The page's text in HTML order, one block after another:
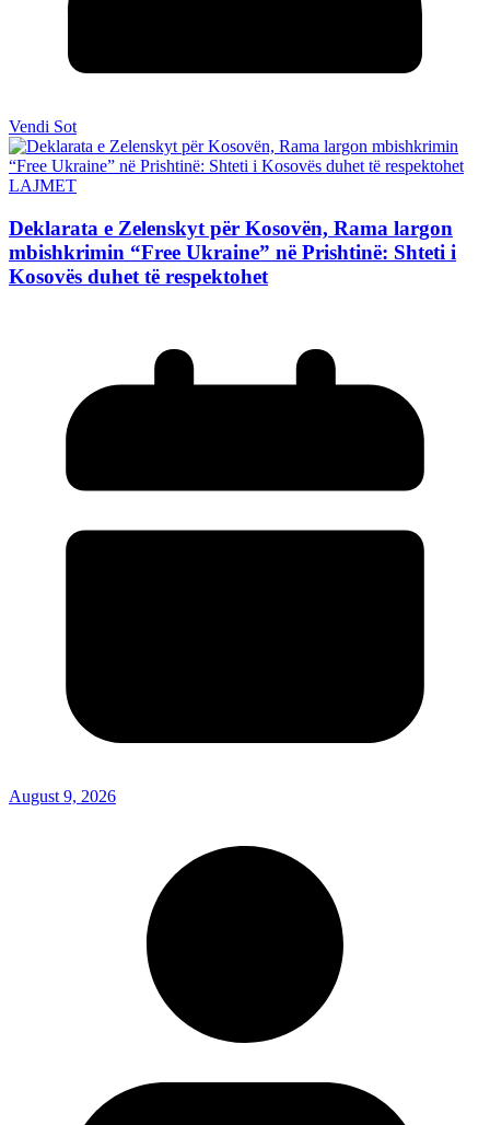
Vendi Sot
LAJMET
Deklarata e Zelenskyt për Kosovën, Rama largon
mbishkrimin “Free Ukraine” në Prishtinë: Shteti i
Kosovës duhet të respektohet
August 9, 2026